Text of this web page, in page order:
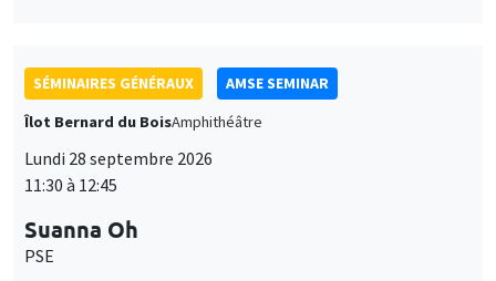
SÉMINAIRES GÉNÉRAUX
AMSE SEMINAR
Îlot Bernard du BoisAmphithéâtre
Lundi 28 septembre 2026
11:30 à 12:45
Suanna Oh
PSE